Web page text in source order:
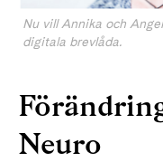
Nu vill Annika och
digitala brevlåda.
Neuro